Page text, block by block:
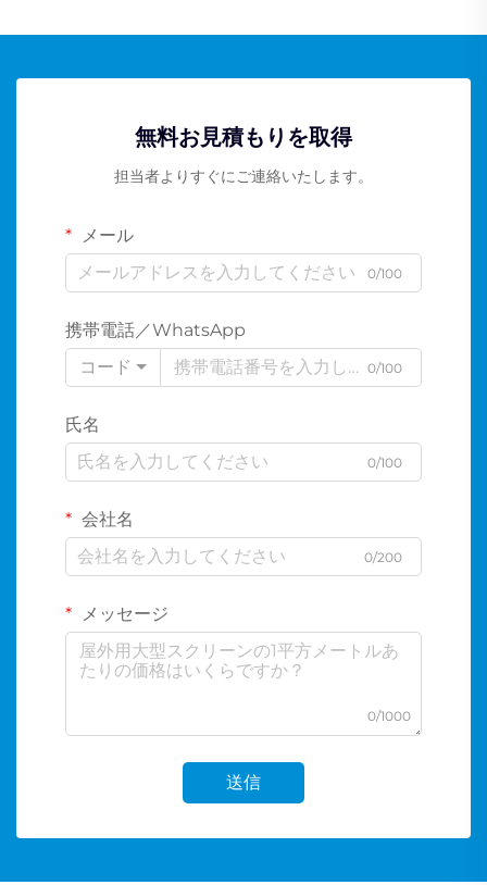
無料お見積もりを取得
担当者よりすぐにご連絡いたします。
メール
0/100
携帯電話／WhatsApp
コード
0/100
氏名
0/100
会社名
0/200
メッセージ
0/1000
送信